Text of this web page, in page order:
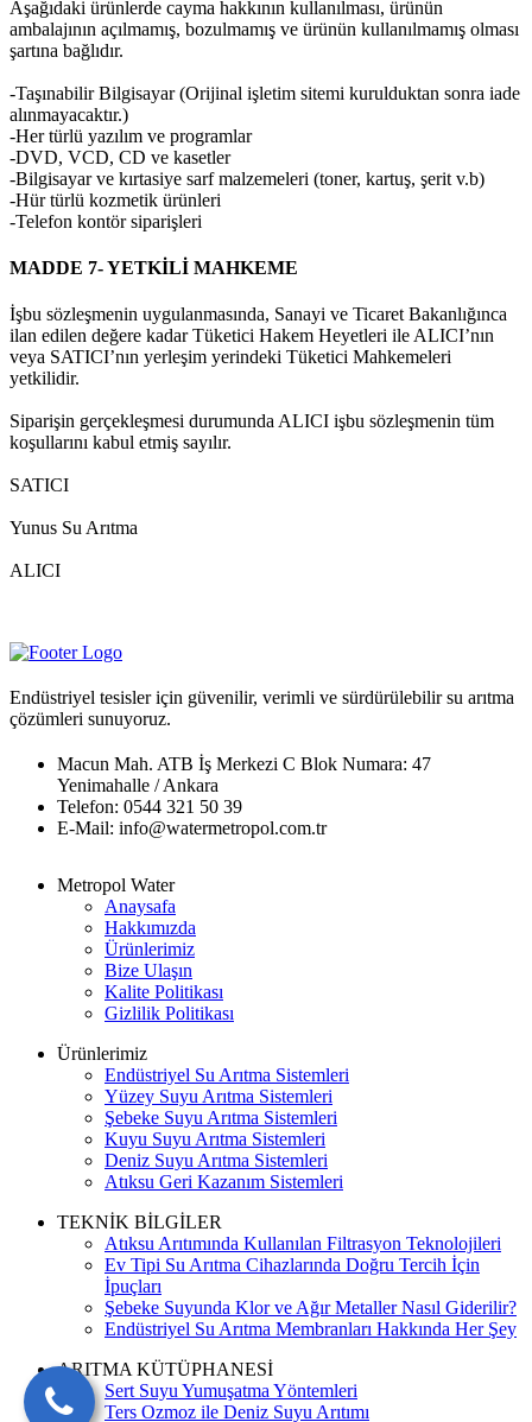
Aşağıdaki ürünlerde cayma hakkının kullanılması, ürünün
ambalajının açılmamış, bozulmamış ve ürünün kullanılmamış olması
şartına bağlıdır.
-Taşınabilir Bilgisayar (Orijinal işletim sitemi kurulduktan sonra iade
alınmayacaktır.)
-Her türlü yazılım ve programlar
-DVD, VCD, CD ve kasetler
-Bilgisayar ve kırtasiye sarf malzemeleri (toner, kartuş, şerit v.b)
-Hür türlü kozmetik ürünleri
-Telefon kontör siparişleri
MADDE 7- YETKİLİ MAHKEME
İşbu sözleşmenin uygulanmasında, Sanayi ve Ticaret Bakanlığınca
ilan edilen değere kadar Tüketici Hakem Heyetleri ile ALICI’nın
veya SATICI’nın yerleşim yerindeki Tüketici Mahkemeleri
yetkilidir.
Siparişin gerçekleşmesi durumunda ALICI işbu sözleşmenin tüm
koşullarını kabul etmiş sayılır.
SATICI
Yunus Su Arıtma
ALICI
Endüstriyel tesisler için güvenilir, verimli ve sürdürülebilir su arıtma
çözümleri sunuyoruz.
Macun Mah. ATB İş Merkezi C Blok Numara: 47
Yenimahalle / Ankara
Telefon: 0544 321 50 39
E-Mail: info@watermetropol.com.tr
Metropol Water
Anaysafa
Hakkımızda
Ürünlerimiz
Bize Ulaşın
Kalite Politikası
Gizlilik Politikası
Ürünlerimiz
Endüstriyel Su Arıtma Sistemleri
Yüzey Suyu Arıtma Sistemleri
Şebeke Suyu Arıtma Sistemleri
Kuyu Suyu Arıtma Sistemleri
Deniz Suyu Arıtma Sistemleri
Atıksu Geri Kazanım Sistemleri
TEKNİK BİLGİLER
Atıksu Arıtımında Kullanılan Filtrasyon Teknolojileri
Ev Tipi Su Arıtma Cihazlarında Doğru Tercih İçin
İpuçları
Şebeke Suyunda Klor ve Ağır Metaller Nasıl Giderilir?
Endüstriyel Su Arıtma Membranları Hakkında Her Şey
ARITMA KÜTÜPHANESİ
Sert Suyu Yumuşatma Yöntemleri
Ters Ozmoz ile Deniz Suyu Arıtımı